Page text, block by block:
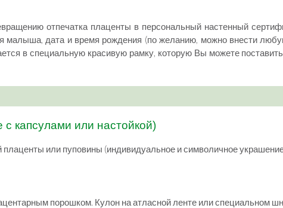
отпечатка плаценты в персональный настенный
малыша, дата и время рождения (по желанию, можно внести
в специальную красивую рамку, которую Вы можете
с капсулами или настойкой)
или пуповины (индивидуальное и символичное
порошком. Кулон на атласной ленте или специальном